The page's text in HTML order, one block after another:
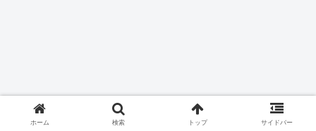
ホーム 検索 トップ サイドバー